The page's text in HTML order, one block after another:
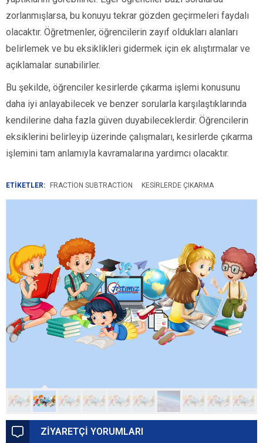
zorlanmışlarsa, bu konuyu tekrar gözden geçirmeleri faydalı
olacaktır. Öğretmenler, öğrencilerin zayıf oldukları alanları
belirlemek ve bu eksiklikleri gidermek için ek alıştırmalar ve
açıklamalar sunabilirler.
Bu şekilde, öğrenciler kesirlerde çıkarma işlemi konusunu
daha iyi anlayabilecek ve benzer sorularla karşılaştıklarında
kendilerine daha fazla güven duyabileceklerdir. Öğrencilerin
eksiklerini belirleyip üzerinde çalışmaları, kesirlerde çıkarma
işlemini tam anlamıyla kavramalarına yardımcı olacaktır.
ETİKETLER: FRACTION SUBTRACTION KESIRLERDE ÇIKARMA
ZİYARETÇİ YORUMLARI